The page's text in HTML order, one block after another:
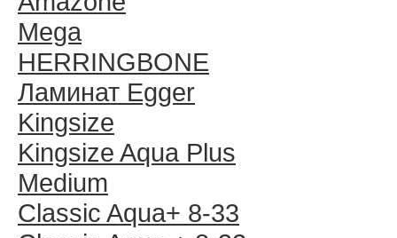
Mega
HERRINGBONE
Ламинат Egger
Kingsize
Kingsize Aqua Plus
Medium
Classic Aqua+ 8-33